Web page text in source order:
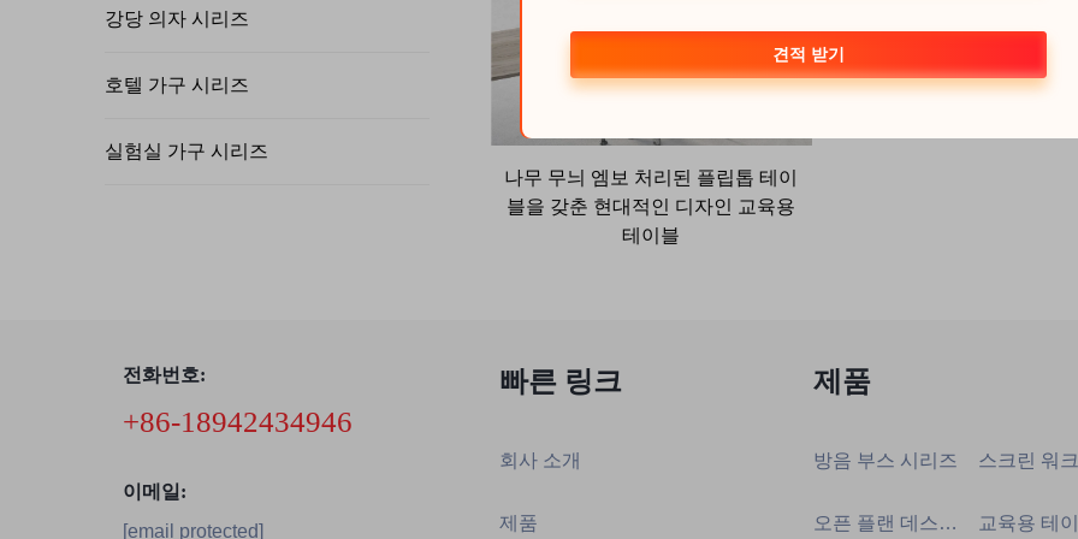
강당 의자 시리즈
호텔 가구 시리즈
실험실 가구 시리즈
나무 무늬 엠보 처리된 플립톱 테이
블을 갖춘 현대적인 디자인 교육용
테이블
전화번호:
+86-18942434946
이메일:
[email protected]
빠른 링크
회사 소개
제품
제품
방음 부스 시리즈
오픈 플랜 데스크 그룹 시리즈
견적 받기